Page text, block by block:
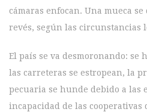
cámaras enfocan. Una mueca
revés, según las circunstancias
El país se va desmoronando: se
las carreteras se estropean, la
pecuaria se hunde debido a las
incapacidad de las